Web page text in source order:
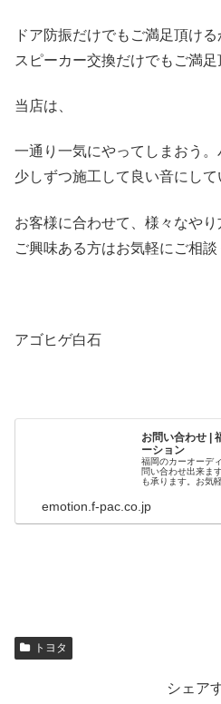
ドア防振だけでもご満足頂ける
スピーカー交換だけでもご満足
当店は、
一通り一気にやってしまおう。
少しずつ施工して良い音にして
お客様に合わせて、様々なやり
ご興味ある方はお気軽にご相談
アゴヒゲ白石
お問い合わせ |
ーション
福岡のカーオーデ
問い合わせ出来ま
も承ります。お気
emotion.f-pac.co.jp
トヨタ
シェア